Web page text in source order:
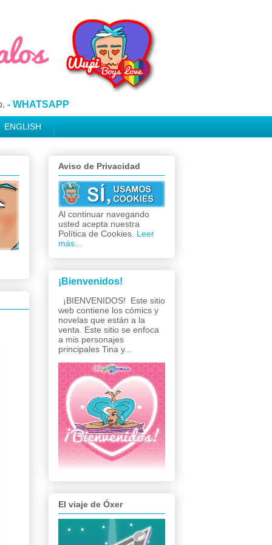
- WHATSAPP
ENGLISH
Aviso de Privacidad
Al continuar navegando
usted acepta nuestra
Política de Cookies. Leer
más...
¡Bienvenidos!
¡BIENVENIDOS! Este sitio
web contiene los cómics y
novelas que están a la
venta. Este sitio se enfoca
a mis personajes
principales Tina y...
El viaje de Óxer